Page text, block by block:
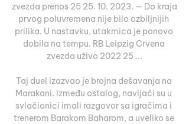
zvezda prenos 25 25. 10. 2023. — Do kraja
prvog poluvremena nije bilo ozbiljnijih
prilika. U nastavku, utakmica je ponovo
dobila na tempu. RB Leipzig Crvena
zvezda uživo 2022 25 ...
Taj duel izazvao je brojna dešavanja na
Marakani. Između ostalog, navijači su u
svlačionici imali razgovor sa igračima i
trenerom Barakom Baharom, a uveliko se